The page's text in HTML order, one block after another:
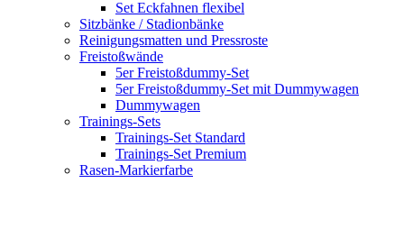
Set Eckfahnen flexibel
Sitzbänke / Stadionbänke
Reinigungsmatten und Pressroste
Freistoßwände
5er Freistoßdummy-Set
5er Freistoßdummy-Set mit Dummywagen
Dummywagen
Trainings-Sets
Trainings-Set Standard
Trainings-Set Premium
Rasen-Markierfarbe